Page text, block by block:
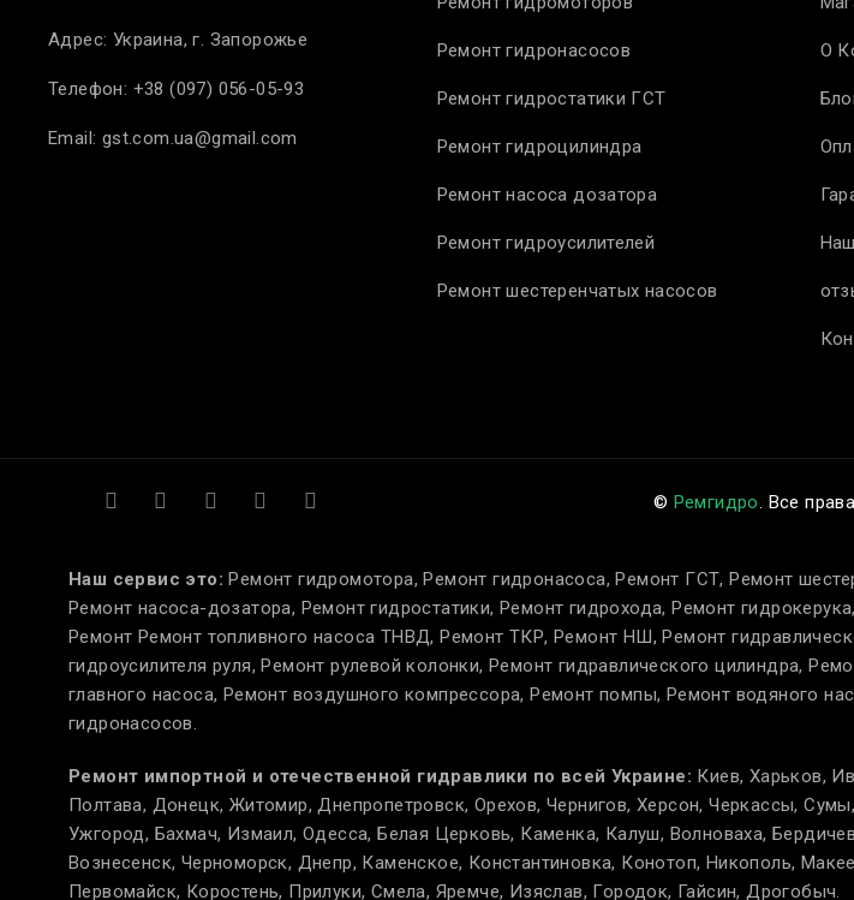
Адрес: Украина, г. Запорожье
Телефон: +38 (097) 056-05-93
Email: gst.com.ua@gmail.com
Ремонт гидронасосов
Ремонт гидростатики ГСТ
Ремонт гидроцилиндра
Ремонт насоса дозатора
Ремонт гидроусилителей
Ремонт шестеренчатых насосов
О
© Ремгидро. Все
Наш сервис это:Ремонт гидромотора, Ремонт гидронасоса, Ремонт ГСТ, Ремонт
Ремонт насоса-дозатора, Ремонт гидростатики, Ремонт гидрохода, Ремонт
Ремонт Ремонт топливного насоса ТНВД, Ремонт ТКР, Ремонт НШ, Ремонт
гидроусилителя руля, Ремонт рулевой колонки, Ремонт гидравлического цилиндра,
главного насоса, Ремонт воздушного компрессора, Ремонт помпы, Ремонт водяного
гидронасосов.
Ремонт импортной и отечественной гидравлики по всей Украине: Киев, Харьков,
Полтава, Донецк, Житомир, Днепропетровск, Орехов, Чернигов, Херсон, Черкассы,
Ужгород, Бахмач, Измаил, Одесса, Белая Церковь, Каменка, Калуш, Волноваха,
Вознесенск, Черноморск, Днепр, Каменское, Константиновка, Конотоп, Никополь,
Первомайск, Коростень, Прилуки, Смела, Яремче, Изяслав, Городок, Гайсин, Дрогобыч.